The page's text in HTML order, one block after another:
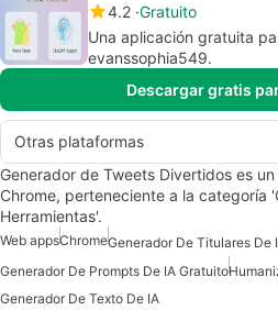
4.2 Gratuito
Una aplicación gratuita
evanssophia549.
Descargar gratis
Otras plataformas
Generador de Tweets Divertidos es
Chrome, perteneciente a la categoría
Herramientas'.
Web appsChromeGenerador De Titulares De
Generador De Prompts De IA Gratuito
Generador De Texto De IA